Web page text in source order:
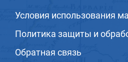
Условия использования
Политика защиты и
Обратная связь